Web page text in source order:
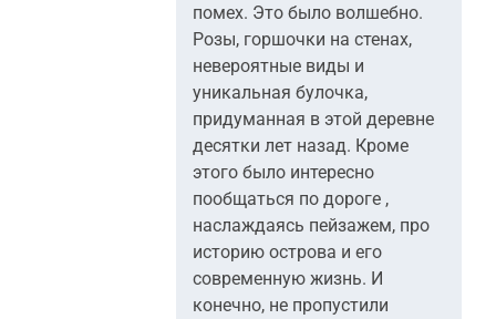
помех. Это было волшебно.
Розы, горшочки на стенах,
невероятные виды и
уникальная булочка,
придуманная в этой деревне
десятки лет назад. Кроме
этого было интересно
пообщаться по дороге ,
наслаждаясь пейзажем, про
историю острова и его
современную жизнь. И
конечно, не пропустили